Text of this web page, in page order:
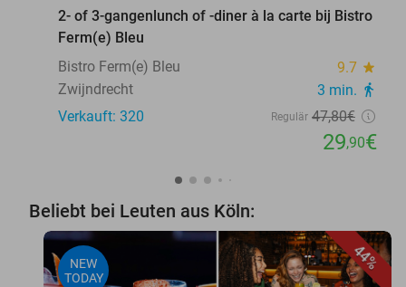
2- of 3-gangenlunch of -diner à la carte bij Bistro
Ferm(e) Bleu
Bistro Ferm(e) Bleu
9.7 star
Zwijndrecht 3 min. directions_walk
Verkauft: 320 Regulär 47,80€
29,90€
Beliebt bei Leuten aus Köln:
44%
NEW
TODAY